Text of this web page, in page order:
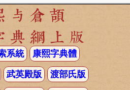
与倉頡
典網上版
系統 康熙字典體
武英殿版 渡部氏版